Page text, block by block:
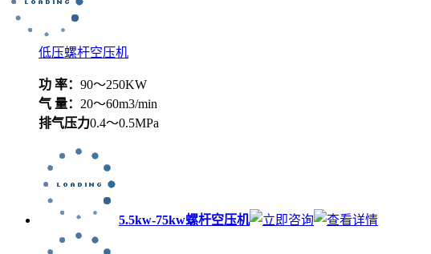
低压螺杆空压机
功 率： 90～250KW
气 量： 20～60m3/min
排气压力0.4～0.5MPa
5.5kw-75kw螺杆空压机